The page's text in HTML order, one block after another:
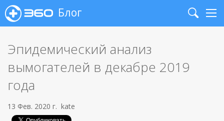
Блог
Search
Эпидемический анализ
вымогателей в декабре 2019
года
13 Фев. 2020 г. kate